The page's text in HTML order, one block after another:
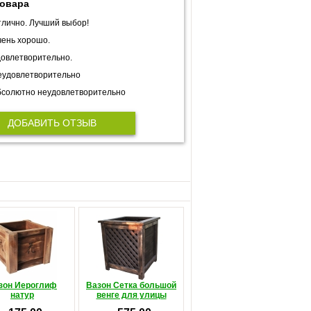
Лучший выбор!
хорошо.
неудовлетворительно
ДОБАВИТЬ ОТЗЫВ
Иероглиф
натур
Вазон Сетка большой
венге для улицы